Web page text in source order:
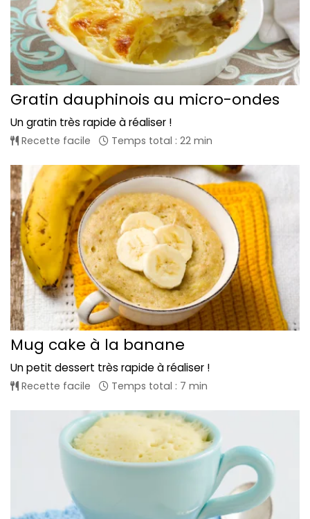
Gratin dauphinois au micro-ondes
Un gratin très rapide à réaliser !
Recette facile Temps total : 22 min
Mug cake à la banane
Un petit dessert très rapide à réaliser !
Recette facile Temps total : 7 min